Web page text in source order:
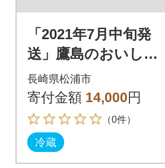
「2021年7月中旬発
送」鷹島のおいしか
タイ(約1.2kg)
長崎県松浦市
寄付金額 14,000円
（0件）
冷蔵